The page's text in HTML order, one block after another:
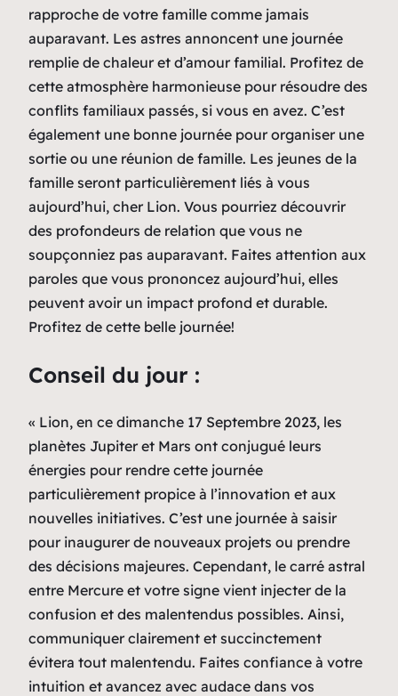
rapproche de votre famille comme jamais
auparavant. Les astres annoncent une journée
remplie de chaleur et d’amour familial. Profitez de
cette atmosphère harmonieuse pour résoudre des
conflits familiaux passés, si vous en avez. C’est
également une bonne journée pour organiser une
sortie ou une réunion de famille. Les jeunes de la
famille seront particulièrement liés à vous
aujourd’hui, cher Lion. Vous pourriez découvrir
des profondeurs de relation que vous ne
soupçonniez pas auparavant. Faites attention aux
paroles que vous prononcez aujourd’hui, elles
peuvent avoir un impact profond et durable.
Profitez de cette belle journée!
Conseil du jour :
« Lion, en ce dimanche 17 Septembre 2023, les
planètes Jupiter et Mars ont conjugué leurs
énergies pour rendre cette journée
particulièrement propice à l’innovation et aux
nouvelles initiatives. C’est une journée à saisir
pour inaugurer de nouveaux projets ou prendre
des décisions majeures. Cependant, le carré astral
entre Mercure et votre signe vient injecter de la
confusion et des malentendus possibles. Ainsi,
communiquer clairement et succinctement
évitera tout malentendu. Faites confiance à votre
intuition et avancez avec audace dans vos